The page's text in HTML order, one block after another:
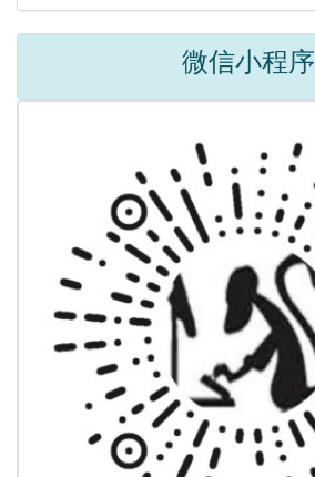
微信小程序